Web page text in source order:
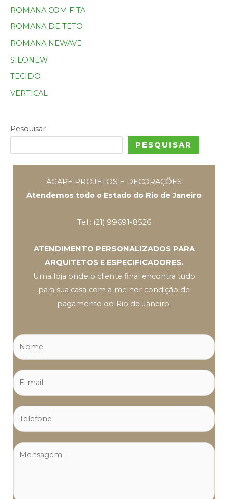
ROMANA COM FITA
ROMANA DE TETO
ROMANA NEWAVE
SILONEW
TECIDO
VERTICAL
Pesquisar
PESQUISAR
ÀGAPE PROJETOS E DECORAÇÕES
Atendemos todo o Estado do Rio de Janeiro
Tel.: (21) 99691-8526
ATENDIMENTO PERSONALIZADOS PARA
ARQUITETOS E ESPECIFICADORES.
Uma loja onde o cliente final encontra tudo
para sua casa com a melhor condição de
pagamento do Rio de Janeiro.